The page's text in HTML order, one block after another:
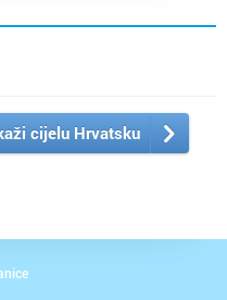
cijelu Hrvatsku